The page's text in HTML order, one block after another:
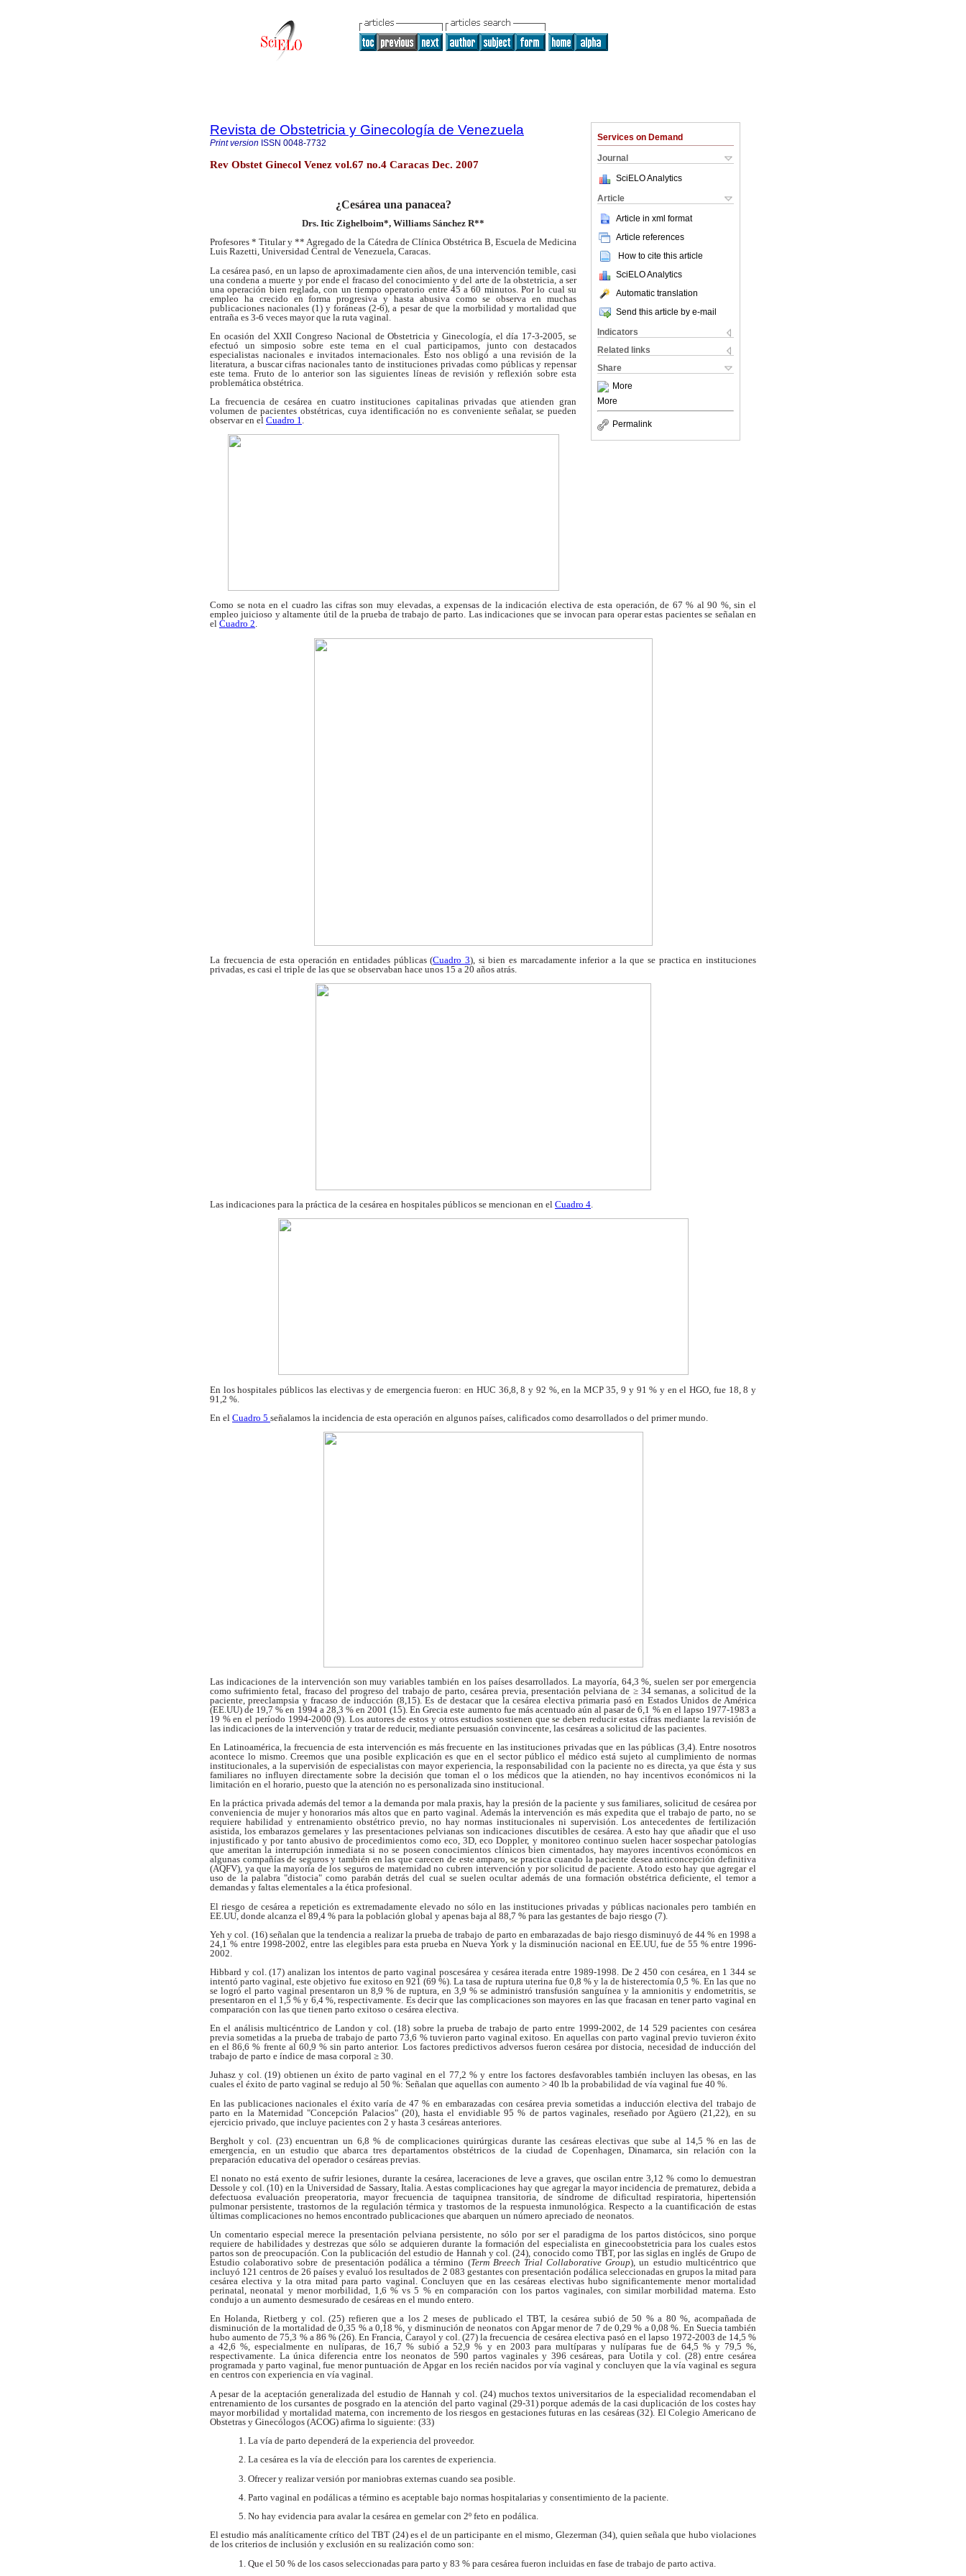
Services on Demand
Journal
SciELO Analytics
Article
Article in xml format
Article references
How to cite this article
SciELO Analytics
Automatic translation
Send this article by e-mail
Indicators
Related links
Share
More
More
Permalink
Revista de Obstetricia y Ginecología de Venezuela
Print version ISSN 0048-7732
Rev Obstet Ginecol Venez vol.67 no.4 Caracas Dec. 2007
¿Cesárea una panacea?
Drs. Itic Zighelboim*, Williams Sánchez R**
Profesores * Titular y ** Agregado de la Cátedra de Clínica Obstétrica B, Escuela de Medicina
Luis Razetti, Universidad Central de Venezuela, Caracas.
La cesárea pasó, en un lapso de aproximadamente cien años, de una intervención temible, casi
unacondena a muerte y por ende el fracaso delconocimiento y del arte de la obstetricia, a ser
unaoperación bien reglada, con un tiempo operatorio entre 45 a 60 minutos. Por lo cual su
empleo ha crecido en forma progresiva y hasta abusiva como seobserva en muchas
publicaciones nacionales (1) yforáneas (2-6), a pesar de que la morbilidad y mortalidad que
entraña es 3-6 veces mayor que la ruta vaginal.
En ocasión del XXII Congreso Nacional deObstetricia y Ginecología, el día 17-3-2005, se
efectuó un simposio sobre este tema en el cual participamos, junto con destacados
especialistas nacionales e invitados internacionales. Esto nosobligó a una revisión de la
literatura, a buscar cifras nacionales tanto de instituciones privadas como públicas y repensar
este tema. Fruto de lo anteriorson las siguientes líneas de revisión y reflexión sobre esta
problemática obstétrica.
La frecuencia de cesárea en cuatro instituciones capitalinas privadas que atienden gran
volumen depacientes obstétricas, cuya identificación no es conveniente señalar, se pueden
observar en el Cuadro 1.
Como se nota en el cuadro las cifras son muy elevadas, a expensas de la indicación electiva deesta operación, de 67 % al 90 %, sin el
empleojuicioso y altamente útil de la prueba de trabajo departo. Las indicaciones que se invocan para operar estas pacientes se señalan en
el Cuadro 2.
La frecuencia de esta operación en entidades públicas (Cuadro 3), si bien es marcadamente inferiora la que se practica en instituciones
privadas, es casi el triple de las que se observaban hace unos 15 a 20 años atrás.
Las indicaciones para la práctica de la cesárea en hospitales públicos se mencionan en el Cuadro 4.
En los hospitales públicos las electivas y de emergencia fueron: en HUC 36,8, 8 y 92 %, en la MCP 35, 9 y 91 % y en el HGO, fue 18, 8 y
91,2 %.
En el Cuadro 5 señalamos la incidencia de esta operación en algunos países, calificados como desarrollados o del primer mundo.
Las indicaciones de la intervención son muyvariables también en los países desarrollados. La mayoría, 64,3 %, suelen ser por emergencia
comosufrimiento fetal, fracaso del progreso del trabajo de parto, cesárea previa, presentación pelviana de ≥ 34 semanas, a solicitud de la
paciente, preeclampsia y fracaso de inducción (8,15). Es de destacar que lacesárea electiva primaria pasó en Estados Unidos deAmérica
(EE.UU) de 19,7 % en 1994 a 28,3 % en2001 (15). En Grecia este aumento fue más acentuado aún al pasar de 6,1 % en el lapso 1977-1983 a
19 %en el período 1994-2000 (9). Los autores de estos y otros estudios sostienen que se deben reducir estascifras mediante la revisión de
las indicaciones de la intervención y tratar de reducir, mediante persuasión convincente, las cesáreas a solicitud de las pacientes.
En Latinoamérica, la frecuencia de esta intervención es más frecuente en las instituciones privadas que en las públicas (3,4). Entre nosotros
acontece lo mismo. Creemos que una posible explicaciónes que en el sector público el médico está sujeto al cumplimiento de normas
institucionales, a la supervisión de especialistas con mayorexperiencia, la responsabilidad con la paciente no es directa, ya que ésta y sus
familiares no influyen directamente sobre la decisión que toman el o los médicos que la atienden, no hay incentivoseconómicos ni la
limitación en el horario, puesto que la atención no es personalizada sino institucional.
En la práctica privada además del temor a lademanda por mala praxis, hay la presión de lapaciente y sus familiares, solicitud de cesárea por
conveniencia de mujer y honorarios más altos que en parto vaginal. Además la intervención es más expedita que el trabajo de parto, no se
requiere habilidad y entrenamiento obstétrico previo, no hay normas institucionales ni supervisión. Losantecedentes de fertilización
asistida, los embarazosgemelares y las presentaciones pelvianas sonindicaciones discutibles de cesárea. A esto hay que añadir que el uso
injustificado y por tanto abusivode procedimientos como eco, 3D, eco Doppler, y monitoreo continuo suelen hacer sospecharpatologías
que ameritan la interrupción inmediata si no se poseen conocimientos clínicos biencimentados, hay mayores incentivos económicos en
algunas compañías de seguros y también en las quecarecen de este amparo, se practica cuando lapaciente desea anticoncepción definitiva
(AQFV), ya que la mayoría de los seguros de maternidad no cubren intervención y por solicitud de paciente. Atodo esto hay que agregar el
uso de la palabra"distocia" como parabán detrás del cual se suelenocultar además de una formación obstétricadeficiente, el temor a
demandas y faltas elementales a la ética profesional.
El riesgo de cesárea a repetición es extremadamenteelevado no sólo en las institucionesprivadas y públicas nacionales pero también en
EE.UU, donde alcanza el 89,4 % para la población global y apenas baja al 88,7 % para las gestantes de bajo riesgo (7).
Yeh y col. (16) señalan que la tendencia a realizarla prueba de trabajo de parto en embarazadas de bajo riesgo disminuyó de 44 % en 1998 a
24,1 % entre 1998-2002, entre las elegibles para esta prueba enNueva York y la disminución nacional en EE.UU,fue de 55 % entre 1996-
2002.
Hibbard y col. (17) analizan los intentos de partovaginal poscesárea y cesárea iterada entre 1989-1998. De 2 450 con cesárea, en 1 344 se
intentó partovaginal, este objetivo fue exitoso en 921 (69 %).La tasa de ruptura uterina fue 0,8 % y la dehisterectomía 0,5 %. En las que no
se logró el parto vaginal presentaron un 8,9 % de ruptura, en 3,9 % se administró transfusión sanguínea y la amnionitis y endometritis, se
presentaron en el 1,5 % y 6,4 %,respectivamente. Es decir que las complicacionesson mayores en las que fracasan en tener parto vaginal en
comparación con las que tienen parto exitoso o cesárea electiva.
En el análisis multicéntrico de Landon y col. (18) sobre la prueba de trabajo de parto entre 1999-2002,de 14 529 pacientes con cesárea
previa sometidas ala prueba de trabajo de parto 73,6 % tuvieron parto vaginal exitoso. En aquellas con parto vaginalprevio tuvieron éxito
en el 86,6 % frente al 60,9 %sin parto anterior. Los factores predictivos adversosfueron cesárea por distocia, necesidad de induccióndel
trabajo de parto e índice de masa corporal ≥ 30.
Juhasz y col. (19) obtienen un éxito de partovaginal en el 77,2 % y entre los factores desfavorablestambién incluyen las obesas, en las
cuales el éxito de parto vaginal se redujo al 50 %: Señalan que aquellas con aumento > 40 lb la probabilidad de vía vaginal fue 40 %.
En las publicaciones nacionales el éxito varía de47 % en embarazadas con cesárea previa sometidasa inducción electiva del trabajo de
parto en la Maternidad "Concepción Palacios" (20), hasta el envidiable 95 % de partos vaginales, reseñado por Agüero (21,22), en su
ejercicio privado, que incluye pacientes con 2 y hasta 3 cesáreas anteriores.
Bergholt y col. (23) encuentran un 6,8 % decomplicaciones quirúrgicas durante las cesáreaselectivas que sube al 14,5 % en las de
emergencia, en un estudio que abarca tres departamentosobstétricos de la ciudad de Copenhagen, Dinamarca,sin relación con la
preparación educativa del operadoro cesáreas previas.
El nonato no está exento de sufrir lesiones, durante la cesárea, laceraciones de leve a graves, que oscilan entre 3,12 % como lo demuestran
Dessole y col. (10) en la Universidad de Sassary, Italia. A estascomplicaciones hay que agregar la mayor incidencia de prematurez, debida a
defectuosa evaluación preoperatoria, mayor frecuencia de taquipnea transitoria, de síndrome de dificultad respiratoria, hipertensión
pulmonar persistente, trastornos de la regulación térmica y trastornos de la respuestainmunológica. Respecto a la cuantificación de estas
últimas complicaciones no hemos encontrado publicaciones que abarquen un número apreciado de neonatos.
Un comentario especial merece la presentaciónpelviana persistente, no sólo por ser el paradigma de los partos distócicos, sino porque
requiere de habilidades y destrezas que sólo se adquieren durante la formación del especialista en ginecoobstetricia para los cuales estos
partos son de preocupación. Con la publicación del estudio de Hannah y col. (24), conocido como TBT, por las siglas en inglés de Grupo de
Estudio colaborativosobre de presentación podálica a término (Term Breech Trial Collaborative Group), un estudio multicéntrico que
incluyó 121 centros de 26 paísesy evaluó los resultados de 2 083 gestantes con presentación podálica seleccionadas en grupos la mitad para
cesárea electiva y la otra mitad para parto vaginal. Concluyen que en las cesáreas electivashubo significantemente menor mortalidad
perinatal,neonatal y menor morbilidad, 1,6 % vs 5 % encomparación con los partos vaginales, con similarmorbilidad materna. Esto
condujo a un aumento desmesurado de cesáreas en el mundo entero.
En Holanda, Rietberg y col. (25) refieren que a los 2 meses de publicado el TBT, la cesárea subió de50 % a 80 %, acompañada de
disminución de la mortalidad de 0,35 % a 0,18 %, y disminución deneonatos con Apgar menor de 7 de 0,29 % a 0,08 %. En Suecia también
hubo aumento de 75,3 % a 86 %(26). En Francia, Carayol y col. (27) la frecuencia de cesárea electiva pasó en el lapso 1972-2003 de 14,5 %
a 42,6 %, especialmente en nulíparas, de 16,7 % subió a 52,9 % y en 2003 para multíparas ynulíparas fue de 64,5 % y 79,5 %,
respectivamente. La única diferencia entre los neonatos de 590 partos vaginales y 396 cesáreas, para Uotila y col. (28)entre cesárea
programada y parto vaginal, fue menorpuntuación de Apgar en los recién nacidos por vía vaginal y concluyen que la vía vaginal es segura
en centros con experiencia en vía vaginal.
A pesar de la aceptación generalizada del estudiode Hannah y col. (24) muchos textos universitariosde la especialidad recomendaban el
entrenamientode los cursantes de posgrado en la atención del parto vaginal (29-31) porque además de la casi duplicación de los costes hay
mayor morbilidad y mortalidad materna, con incremento de los riesgos en gestaciones futuras en las cesáreas (32). El Colegio Americano de
Obstetras y Ginecólogos (ACOG) afirma lo siguiente: (33)
1. La vía de parto dependerá de la experiencia del proveedor.
2. La cesárea es la vía de elección para los carentes de experiencia.
3. Ofrecer y realizar versión por maniobras externas cuando sea posible.
4. Parto vaginal en podálicas a término es aceptable bajo normas hospitalarias y consentimiento de la paciente.
5. No hay evidencia para avalar la cesárea en gemelar con 2º feto en podálica.
El estudio más analíticamente crítico del TBT (24) es el de un participante en el mismo, Glezerman(34), quien señala que hubo violaciones
de los criterios de inclusión y exclusión en su realización como son:
1. Que el 50 % de los casos seleccionadas para parto y 83 % para cesárea fueron incluidas en fase de trabajo de parto activa.